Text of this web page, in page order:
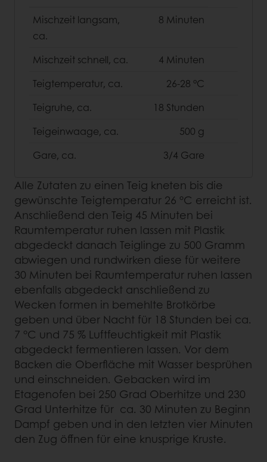
Mischzeit langsam,
ca.
8 Minuten
Mischzeit schnell, ca.
4 Minuten
Teigtemperatur, ca.
26-28 °C
Teigruhe, ca.
18 Stunden
Teigeinwaage, ca.
500 g
Gare, ca.
3/4 Gare
Alle Zutaten zu einen Teig kneten bis die
gewünschte Teigtemperatur 26 °C erreicht ist.
Anschließend den Teig 45 Minuten bei
Raumtemperatur ruhen lassen mit Plastik
abgedeckt danach Teiglinge zu 500 Gramm
abwiegen und rundwirken diese für weitere
30 Minuten bei Raumtemperatur ruhen lassen
ebenfalls abgedeckt anschließend zu
Wecken formen in bemehlte Brotkörbe
geben und über Nacht für 18 Stunden bei ca.
7 °C und 75 % Luftfeuchtigkeit mit Plastik
abgedeckt fermentieren lassen. Vor dem
Backen die Oberfläche mit Wasser besprühen
und einschneiden. Gebacken wird im
Etagenofen bei 250 Grad Oberhitze und 230
Grad Unterhitze für ca. 30 Minuten zu Beginn
Dampf geben und in den letzten vier Minuten
den Zug öffnen für eine knusprige Kruste.